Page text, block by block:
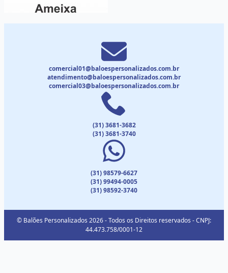
comercial01@baloespersonalizados.com.br
atendimento@baloespersonalizados.com.br
comercial03@baloespersonalizados.com.br
(31) 3681-3682
(31) 3681-3740
(31) 98579-6627
(31) 99494-0005
(31) 98592-3740
© Balões Personalizados 2026 - Todos os Direitos reservados - CNPJ:
44.473.758/0001-12